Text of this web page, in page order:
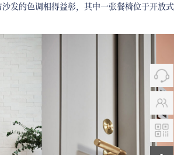
发的色调相得益彰，其中一张餐椅位于开放式